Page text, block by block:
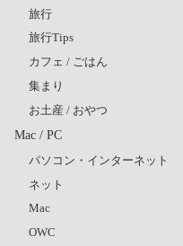
旅行
旅行Tips
カフェ / ごはん
集まり
お土産 / おやつ
Mac / PC
パソコン・インターネット
ネット
Mac
OWC